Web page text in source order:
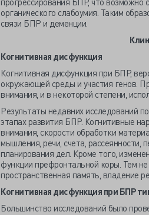
органического слабоумия. Таким
связи БПР и деменции.
Когнитивная дисфункция
Когнитивная дисфункция при БПР,
окружающей среды и участия генов.
внимания, и в некоторой степени,
Результаты недавних исследований
этапах развития БПР. Когнитивные
внимания, скорости обработки
мышления, речи, счета, рассеянности,
планирования дел. Кроме того,
функции префронтальной коры. Тем
пространственная память, владение
Когнитивная дисфункция при БПР
Большинство исследований было